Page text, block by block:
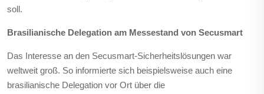
soll.
Brasilianische Delegation am Messestand von Secusmart
Das Interesse an den Secusmart-Sicherheitslösungen war
weltweit groß. So informierte sich beispielsweise auch eine
brasilianische Delegation vor Ort über die